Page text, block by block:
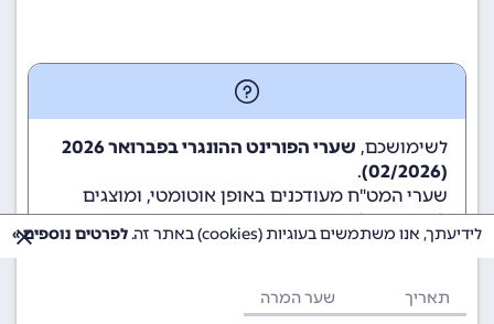
לשימושכם,
שערי הפורינט ההונגרי בפברואר 2026
(02/2026)
.
שערי המט"ח מעודכנים באופן אוטומטי, ומוצגים
לשימוש גולשי ומשתמשי האתר.
תאריך שער המרה
לידיעתך, אנו משתמשים בעוגיות (cookies) באתר זה. לפרטים נוספים »